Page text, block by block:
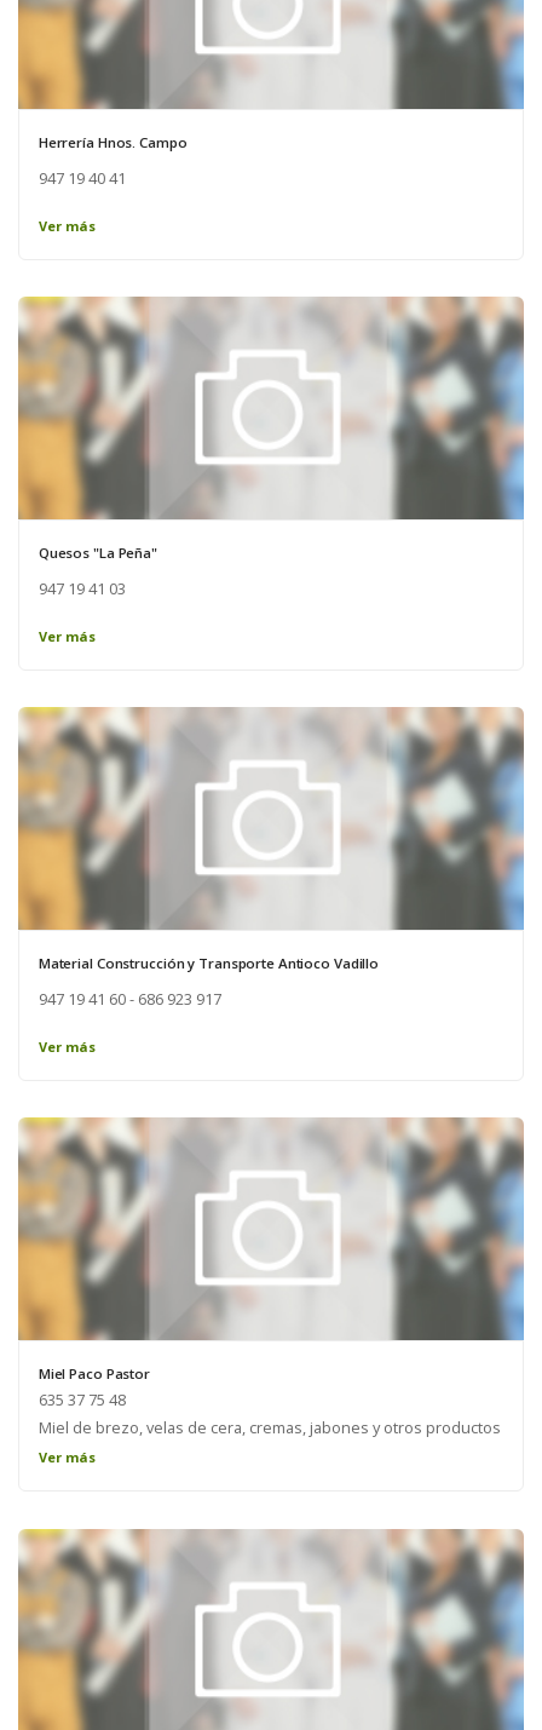
Herrería Hnos. Campo
947 19 40 41
Ver más
Quesos "La Peña"
947 19 41 03
Ver más
Material Construcción y Transporte Antioco Vadillo
947 19 41 60 - 686 923 917
Ver más
Miel Paco Pastor
635 37 75 48
Miel de brezo, velas de cera, cremas, jabones y otros productos
de la colmena.
Ver más